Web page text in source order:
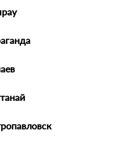
Набор летний для
AVS AVK-873
Производитель: